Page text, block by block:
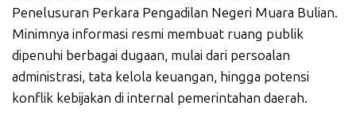
Penelusuran Perkara Pengadilan Negeri Muara Bulian.
Minimnya informasi resmi membuat ruang publik
dipenuhi berbagai dugaan, mulai dari persoalan
administrasi, tata kelola keuangan, hingga potensi
konflik kebijakan di internal pemerintahan daerah.